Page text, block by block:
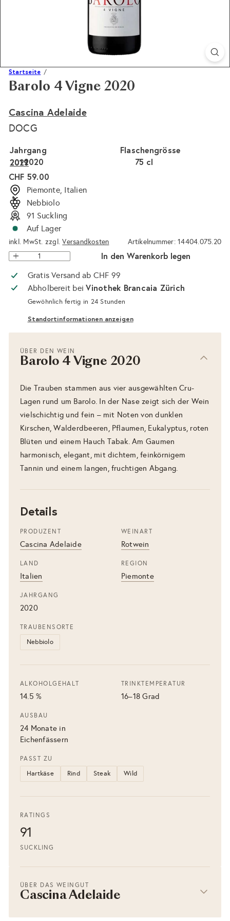
Startseite
Barolo 4 Vigne 2020
Cascina Adelaide
DOCG
Flaschengrösse
75 cl
Jahrgang
2020
2021
2019
Normaler
Preis
CHF 59.00
Piemonte, Italien
Nebbiolo
91 Suckling
Auf Lager
inkl. MwSt. zzgl.Versandkosten Artikelnummer: 14404.075.20
In den Warenkorb legen
Gratis Versand ab CHF 99
Abholbereit beiVinothek Brancaia Zürich
Gewöhnlich fertig in 24 Stunden
Standortinformationen anzeigen
ÜBER DEN WEIN
Barolo 4 Vigne 2020
Die Trauben stammen aus vier ausgewählten Cru-
Lagen rund um Barolo. In der Nase zeigt sich der Wein
vielschichtig und fein – mit Noten von dunklen
Kirschen, Walderdbeeren, Pflaumen, Eukalyptus, roten
Blüten und einem Hauch Tabak. Am Gaumen
harmonisch, elegant, mit dichtem, feinkörnigem
Tannin und einem langen, fruchtigen Abgang.
Details
PRODUZENT
Cascina Adelaide
WEINART
Rotwein
LAND
Italien
REGION
Piemonte
JAHRGANG
2020
TRAUBENSORTE
Nebbiolo
ALKOHOLGEHALT
14.5 %
TRINKTEMPERATUR
16–18 Grad
AUSBAU
24 Monate in
Eichenfässern
PASST ZU
Hartkäse Rind Steak Wild
RATINGS
91
SUCKLING
ÜBER DAS WEINGUT
Cascina Adelaide